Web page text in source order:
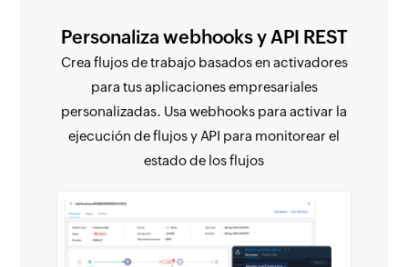
Personaliza webhooks y API REST
Crea flujos de trabajo basados en activadores
para tus aplicaciones empresariales
personalizadas. Usa webhooks para activar la
ejecución de flujos y API para monitorear el
estado de los flujos